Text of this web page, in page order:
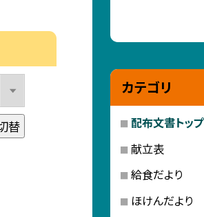
替
カテゴリ
配布文書トップ
献立表
給食だより
ほけんだより